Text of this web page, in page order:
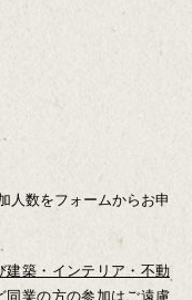
人数をフォームからお申
建築・インテリア・不動
同業の方の参加はご遠慮